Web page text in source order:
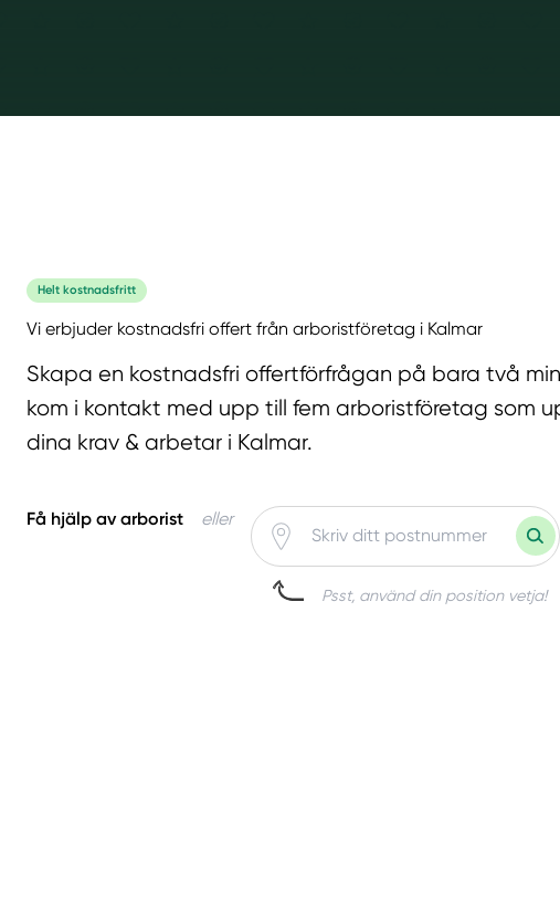
Helt kostnadsfritt
Vi erbjuder kostnadsfri offert från arboristföretag i Kalmar
Skapa en kostnadsfri offertförfrågan på bara två
kom i kontakt med upp till fem arboristföretag som
dina krav & arbetar i Kalmar.
Få hjälp av arborist eller
Psst, använd din position vetja!